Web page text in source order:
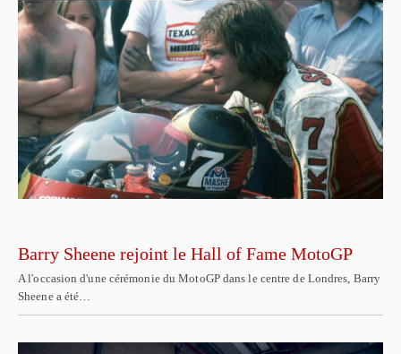
Barry Sheene rejoint le Hall of Fame MotoGP
A l'occasion d'une cérémonie du MotoGP dans le centre de Londres, Barry
Sheene a été…